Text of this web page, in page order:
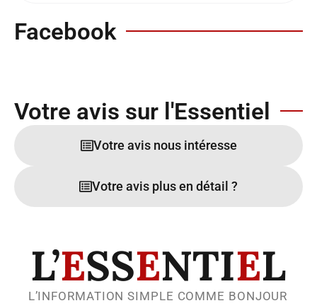
Facebook
Votre avis sur l'Essentiel
Votre avis nous intéresse
Votre avis plus en détail ?
L’ESSENTIEL
L’INFORMATION SIMPLE COMME BONJOUR